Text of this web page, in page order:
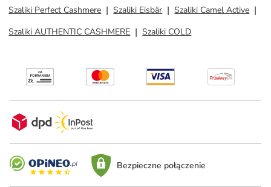
Szaliki Perfect Cashmere
Szaliki Eisbär
Szaliki Camel Active
Szaliki AUTHENTIC CASHMERE
Szaliki COLD
Bezpieczne połączenie